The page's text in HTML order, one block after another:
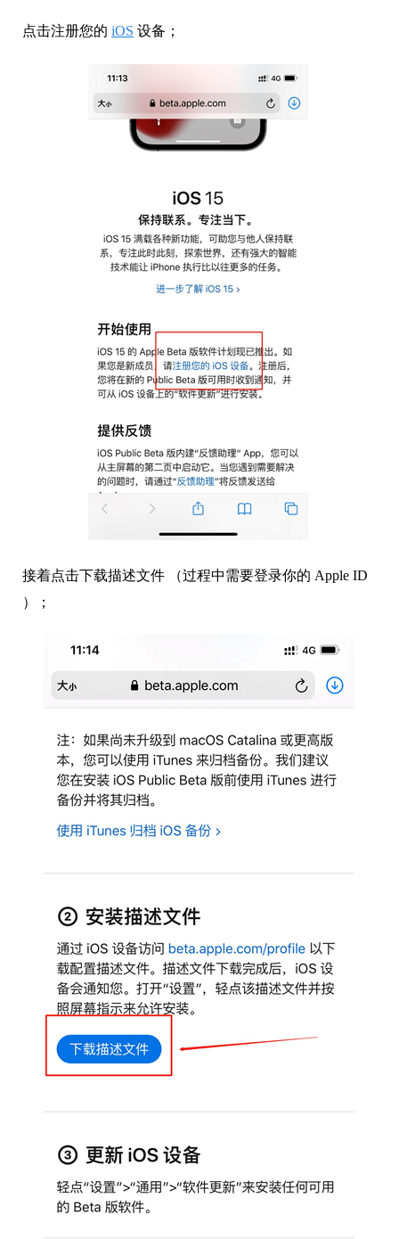
点击注册您的 iOS 设备；
接着点击下载描述文件 （过程中需要登录你的 Apple ID
）；